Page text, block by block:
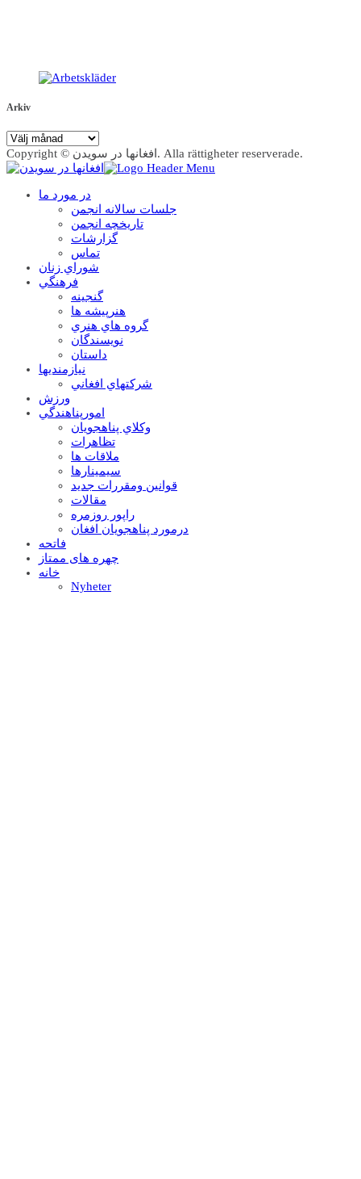
Arkiv
Arkiv
Copyright © افغانها در سویدن. Alla rättigheter reserverade.
در مورد ما
جلسات سالانه انجمن
تاریخچه انجمن
گزارشات
تماس
شوراي زنان
فرهنگي
گنجينه
هنرپيشه ها
گروه هاي هنري
نويسندگان
داستان
نيازمنديها
شرکتهاي افغاني
ورزش
امورپناهندگي
وکلاي پناهجويان
تظاهرات
ملاقات ها
سيمينارها
قوانين ومقررات جديد
مقالات
راپور روزمره
درمورد پناهجويان افغان
فاتحه
چهره های ممتاز
خانه
Nyheter